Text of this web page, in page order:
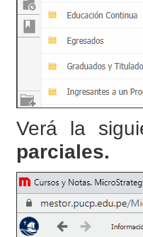
Verá la
parciales.